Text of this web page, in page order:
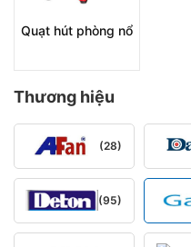
Quạt hút phòng nổ
Thương hiệu
(28)
(95)